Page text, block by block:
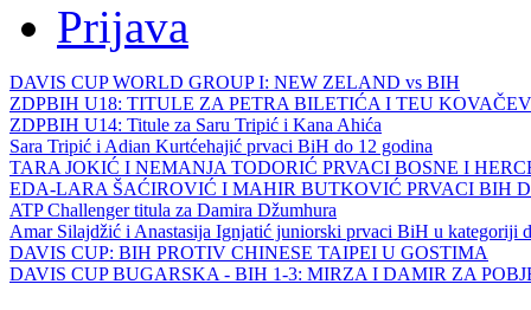
Prijava
DAVIS CUP WORLD GROUP I: NEW ZELAND vs BIH
ZDPBIH U18: TITULE ZA PETRA BILETIĆA I TEU
ZDPBIH U14: Titule za Saru Tripić i Kana Ahića
Sara Tripić i Adian Kurtćehajić prvaci BiH do 12 godina
TARA JOKIĆ I NEMANJA TODORIĆ PRVACI BOSNE I
EDA-LARA ŠAĆIROVIĆ I MAHIR BUTKOVIĆ PRVACI BIH
ATP Challenger titula za Damira Džumhura
Amar Silajdžić i Anastasija Ignjatić juniorski prvaci BiH u kategoriji
DAVIS CUP: BIH PROTIV CHINESE TAIPEI U GOSTIMA
DAVIS CUP BUGARSKA - BIH 1-3: MIRZA I DAMIR ZA